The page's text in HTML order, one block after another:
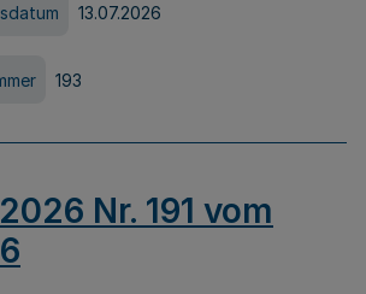
13.07.2026
193
Nr. 191 vom